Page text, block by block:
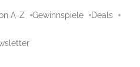
A-Z Gewinnspiele Deals